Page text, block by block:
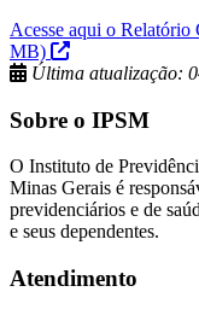
Acesse aqui o
MB)
Última atualização:
Sobre o IPSM
O Instituto de
Minas Gerais é
previdenciários e de
e seus dependentes.
Atendimento